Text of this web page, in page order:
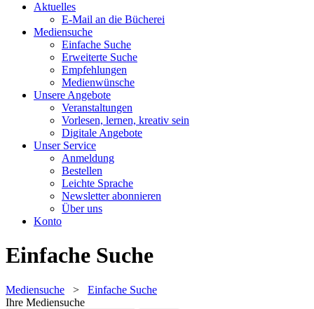
Aktuelles
E-Mail an die Bücherei
Mediensuche
Einfache Suche
Erweiterte Suche
Empfehlungen
Medienwünsche
Unsere Angebote
Veranstaltungen
Vorlesen, lernen, kreativ sein
Digitale Angebote
Unser Service
Anmeldung
Bestellen
Leichte Sprache
Newsletter abonnieren
Über uns
Konto
Einfache Suche
Mediensuche > Einfache Suche
Ihre Mediensuche